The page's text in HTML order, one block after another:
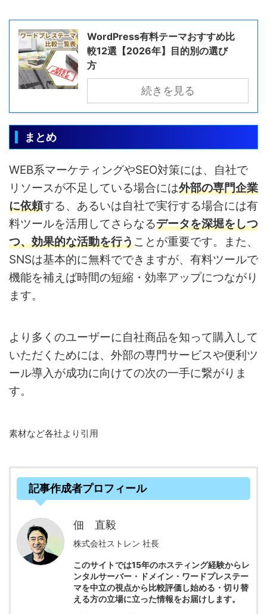
WordPress有料テーマおすすめ比
較12選【2026年】目的別の選び
方
続きを見る
まとめ
WEB系マーケティングやSEO対策には、自社で
リソースが不足している場合には外部の専門企業
に依頼する、あるいは自社で実行する場合には有
料ツールを活用してさらなるデータを深堀をしつ
つ、効果的な活動を行うことが重要です。また、
SNSは基本的に無料でできますが、有料ツールで
機能を補えば時間の短縮・効率アップにつながり
ます。
より多くのユーザーに自社商品を知って購入して
いただくためには、外部の専門サービスや便利ツ
ール導入が成功に向けての次の一手に繋がりま
す。
素材など各社より引用
記事作成者プロフィール
佃 直毅
株式会社ストレン 社長
このサイトでは15年のホスティング経験からレ
ンタルサーバー・ドメイン・ワードプレステー
マを中立の視点から比較評価し始める・切り替
える方の立場に立った情報をお届けします。